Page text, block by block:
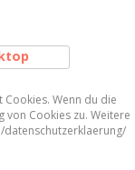
Cookies. Wenn du die
von Cookies zu. Weitere